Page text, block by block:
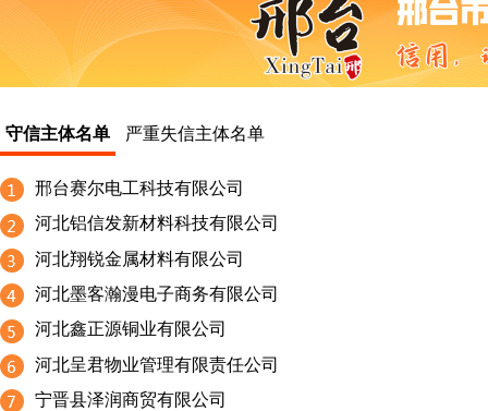
守信主体名单 严重失信主体名单
邢台赛尔电工科技有限公司
河北铝信发新材料科技有限公司
河北翔锐金属材料有限公司
河北墨客瀚漫电子商务有限公司
河北鑫正源铜业有限公司
河北呈君物业管理有限责任公司
宁晋县泽润商贸有限公司